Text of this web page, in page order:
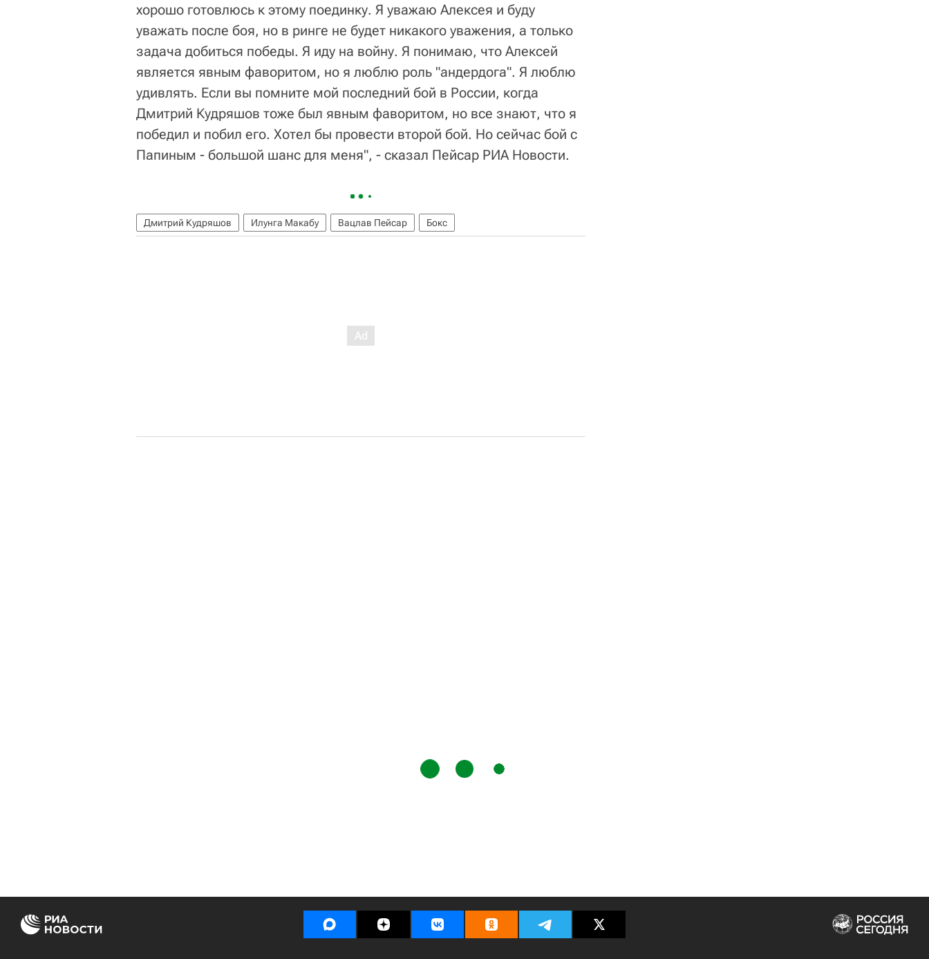
хорошо готовлюсь к этому поединку. Я уважаю Алексея и буду
уважать после боя, но в ринге не будет никакого уважения, а только
задача добиться победы. Я иду на войну. Я понимаю, что Алексей
является явным фаворитом, но я люблю роль "андердога". Я люблю
удивлять. Если вы помните мой последний бой в России, когда
Дмитрий Кудряшов тоже был явным фаворитом, но все знают, что я
победил и побил его. Хотел бы провести второй бой. Но сейчас бой с
Папиным - большой шанс для меня", - сказал Пейсар РИА Новости.
Дмитрий Кудряшов Илунга Макабу Вацлав Пейсар Бокс